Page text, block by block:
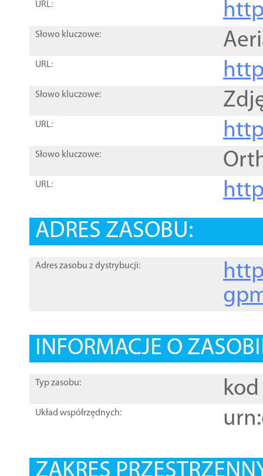
URL:
Słowo kluczowe:
URL:
Słowo kluczowe:
URL:
Słowo kluczowe:
URL:
ADRES ZASOBU:
Adres zasobu z dystrybucji:
INFORMACJE O
Typ zasobu: kod
Układ współrzędnych:
ZAKRES